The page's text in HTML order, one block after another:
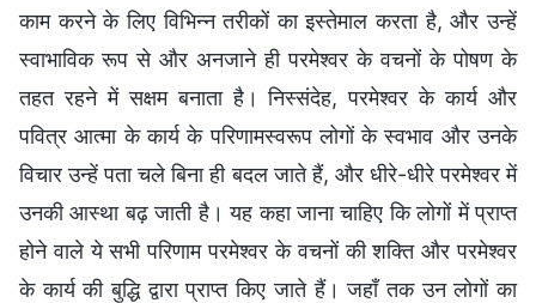
काम करने के लिए विभिन्न तरीकों का इस्तेमाल करता है, और उन्हें
स्वाभाविक रूप से और अनजाने ही परमेश्वर के वचनों के पोषण के
तहत रहने में सक्षम बनाता है। निस्संदेह, परमेश्वर के कार्य और
पवित्र आत्मा के कार्य के परिणामस्वरूप लोगों के स्वभाव और उनके
विचार उन्हें पता चले बिना ही बदल जाते हैं, और धीरे-धीरे परमेश्वर में
उनकी आस्था बढ़ जाती है। यह कहा जाना चाहिए कि लोगों में प्राप्त
होने वाले ये सभी परिणाम परमेश्वर के वचनों की शक्ति और परमेश्वर
के कार्य की बुद्धि द्वारा प्राप्त किए जाते हैं। जहाँ तक उन लोगों का